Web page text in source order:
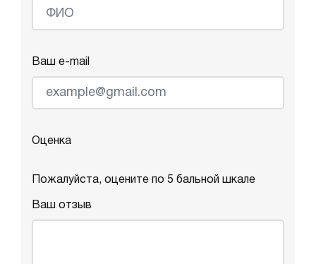
Ваш e-mail
Оценка
Пожалуйста, оцените по 5 бальной шкале
Ваш отзыв